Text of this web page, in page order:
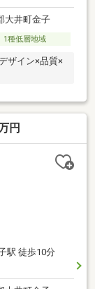
大井町金子
1種低層地域
ザイン×品質×
円
駅 徒歩10分